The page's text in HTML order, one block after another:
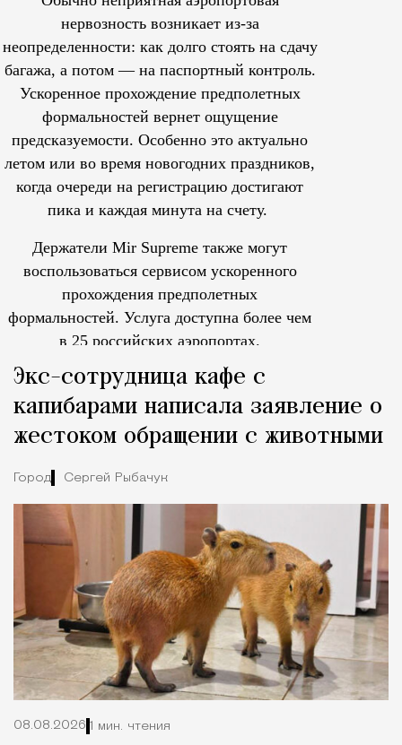
нервозность возникает из-за
неопределенности: как долго стоять на сдачу
багажа, а потом — на паспортный контроль.
Ускоренное прохождение предполетных
формальностей вернет ощущение
предсказуемости. Особенно это актуально
летом или во время новогодних праздников,
когда очереди на регистрацию достигают
пика и каждая минута на счету.
Держатели Mir Supreme также могут
воспользоваться сервисом ускоренного
прохождения предполетных
формальностей. Услуга доступна более чем
в 25 российских аэропортах.
Экс-сотрудница кафе с
капибарами написала заявление о
жестоком обращении с животными
Город Сергей Рыбачук
08.08.2026 1 мин. чтения